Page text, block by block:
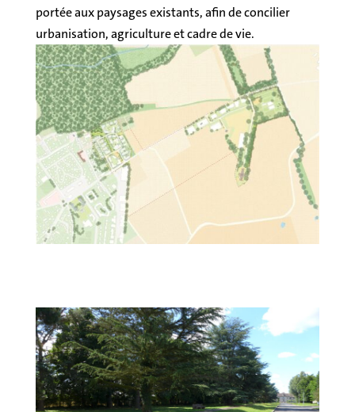
portée aux paysages existants, afin de concilier
urbanisation, agriculture et cadre de vie.